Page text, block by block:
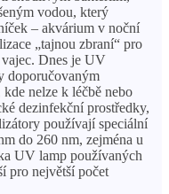
vodou, který
– akvárium v ​​noční
„tajnou zbraní“ pro
Dnes je UV
doporučovaným
nelze k léčbě nebo
dezinfekční prostředky,
používají speciální
do 260 nm, zejména u
UV lamp používaných
pro největší počet